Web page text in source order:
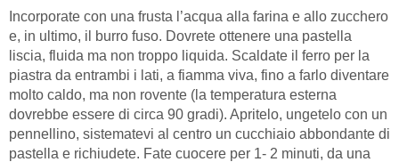
Incorporate con una frusta l’acqua alla farina e allo zucchero
e, in ultimo, il burro fuso. Dovrete ottenere una pastella
liscia, fluida ma non troppo liquida. Scaldate il ferro per la
piastra da entrambi i lati, a fiamma viva, fino a farlo diventare
molto caldo, ma non rovente (la temperatura esterna
dovrebbe essere di circa 90 gradi). Apritelo, ungetelo con un
pennellino, sistematevi al centro un cucchiaio abbondante di
pastella e richiudete. Fate cuocere per 1- 2 minuti, da una